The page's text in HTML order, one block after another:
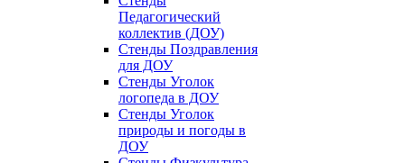
Педагогический
коллектив (ДОУ)
Стенды Поздравления
для ДОУ
Стенды Уголок
логопеда в ДОУ
Стенды Уголок
природы и погоды в
ДОУ